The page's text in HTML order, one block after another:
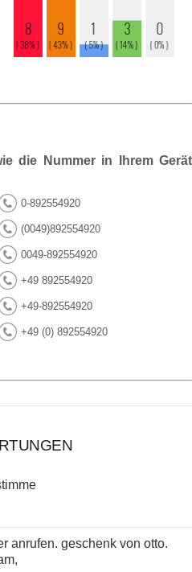
die Nummer in Ihrem Gerät
0-892554920
(0049)892554920
0049-892554920
+49 892554920
+49-892554920
+49 (0) 892554920